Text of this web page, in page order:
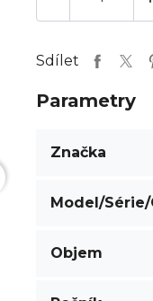
Sdílet
Parametry
Značka
Model/
Objem